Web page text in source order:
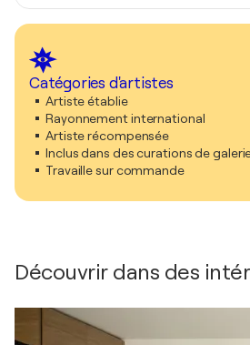
Catégories d'artistes
Artiste établie
Rayonnement international
Artiste récompensée
Inclus dans des curations de
Travaille sur commande
Découvrir dans des